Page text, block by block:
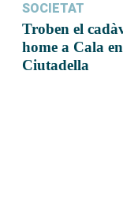
SOCIETAT
Troben el
home a Cala
Ciutadella